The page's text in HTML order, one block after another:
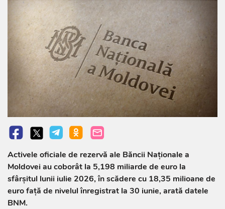
Activele oficiale de rezervă ale Băncii Naționale a
Moldovei au coborât la 5,198 miliarde de euro la
sfârșitul lunii iulie 2026, în scădere cu 18,35 milioane de
euro față de nivelul înregistrat la 30 iunie, arată datele
BNM.